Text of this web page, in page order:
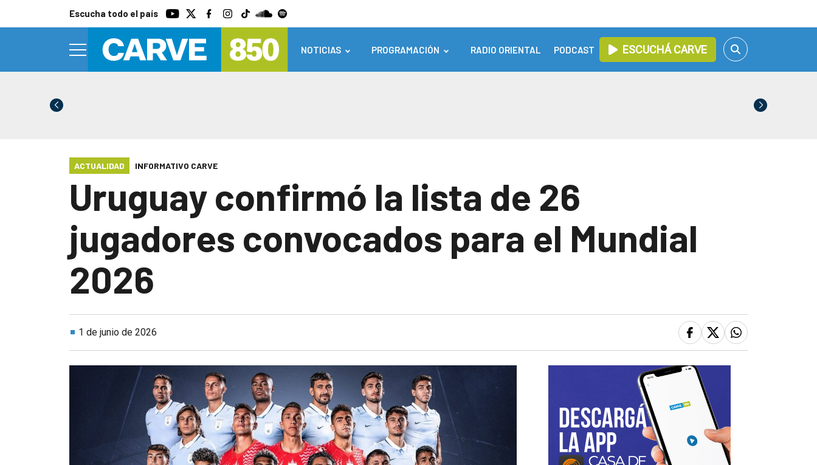
Escucha todo el país
NOTICIAS PROGRAMACIÓN RADIO ORIENTAL PODCAST ESCUCHÁ CARVE
ACTUALIDAD INFORMATIVO CARVE
Uruguay confirmó la lista de 26
jugadores convocados para el Mundial
2026
1 de junio de 2026